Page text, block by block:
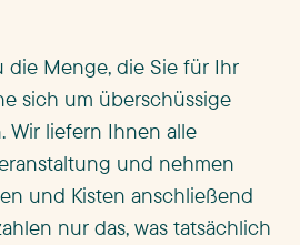
die Menge, die Sie für Ihr
sich um überschüssige
Wir liefern Ihnen alle
und nehmen
und Kisten anschließend
nur das, was tatsächlich